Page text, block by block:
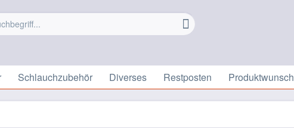
Schlauchzubehör Diverses Restposten Produktwunsch